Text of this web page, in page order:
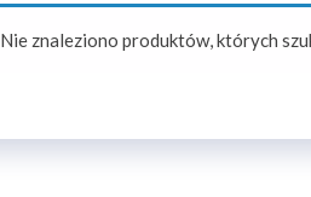
Nie znaleziono produktów, których